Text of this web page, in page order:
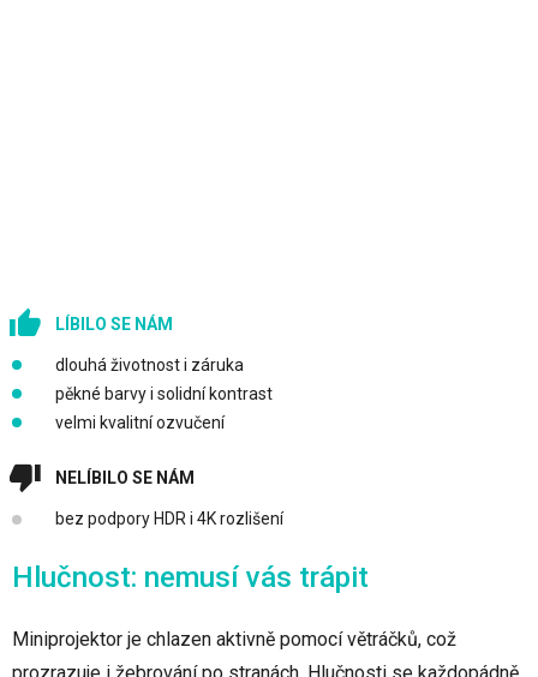
LÍBILO SE NÁM
dlouhá životnost i záruka
pěkné barvy i solidní kontrast
velmi kvalitní ozvučení
NELÍBILO SE NÁM
bez podpory HDR i 4K rozlišení
Hlučnost: nemusí vás trápit
Miniprojektor je chlazen aktivně pomocí větráčků, což